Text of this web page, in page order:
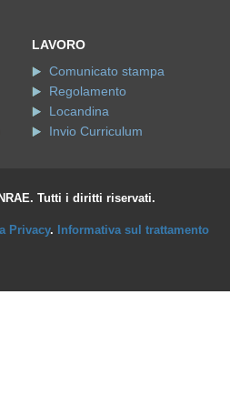
LAVORO
Comunicato stampa
Regolamento
Locandina
Invio Curriculum
Tutti i diritti riservati.
Privacy. Informativa sul trattamento